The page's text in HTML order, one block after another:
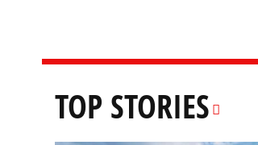
TOP STORIES